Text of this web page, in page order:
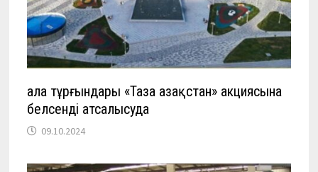
Қала тұрғындары «Таза Қазақстан» акциясына
белсенді атсалысуда
09.10.2024